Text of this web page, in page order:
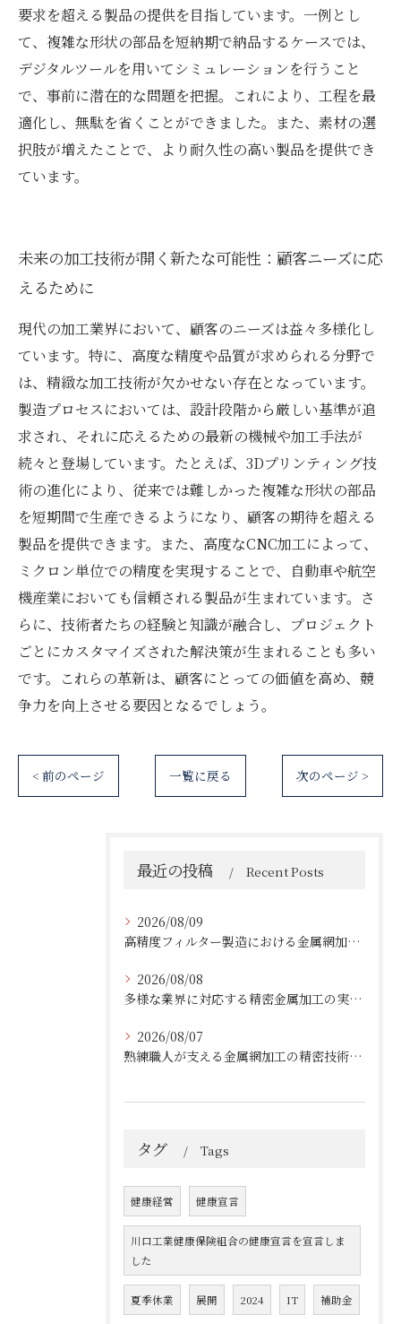
要求を超える製品の提供を目指しています。一例とし
て、複雑な形状の部品を短納期で納品するケースでは、
デジタルツールを用いてシミュレーションを行うこと
で、事前に潜在的な問題を把握。これにより、工程を最
適化し、無駄を省くことができました。また、素材の選
択肢が増えたことで、より耐久性の高い製品を提供でき
ています。
未来の加工技術が開く新たな可能性：顧客ニーズに応
えるために
現代の加工業界において、顧客のニーズは益々多様化し
ています。特に、高度な精度や品質が求められる分野で
は、精緻な加工技術が欠かせない存在となっています。
製造プロセスにおいては、設計段階から厳しい基準が追
求され、それに応えるための最新の機械や加工手法が
続々と登場しています。たとえば、3Dプリンティング技
術の進化により、従来では難しかった複雑な形状の部品
を短期間で生産できるようになり、顧客の期待を超える
製品を提供できます。また、高度なCNC加工によって、
ミクロン単位での精度を実現することで、自動車や航空
機産業においても信頼される製品が生まれています。さ
らに、技術者たちの経験と知識が融合し、プロジェクト
ごとにカスタマイズされた解決策が生まれることも多い
です。これらの革新は、顧客にとっての価値を高め、競
争力を向上させる要因となるでしょう。
< 前のページ 一覧に戻る 次のページ >
最近の投稿 Recent Posts
2026/08/09
高精度フィルター製造における金属網加工の最前線
2026/08/08
多様な業界に対応する精密金属加工の実績と技術
2026/08/07
熟練職人が支える金属網加工の精密技術と柔軟対応
タグ Tags
健康経営 健康宣言
川口工業健康保険組合の健康宣言を宣言しま
した
夏季休業 展開 2024 IT 補助金